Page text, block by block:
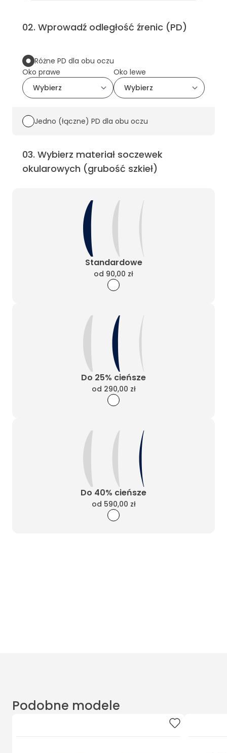
02. Wprowadź odległość źrenic (PD)
Różne PD dla obu oczu
Oko prawe
Oko lewe
Jedno (łączne) PD dla obu oczu
03. Wybierz materiał soczewek
okularowych (grubość szkieł)
Standardowe
od 90,00 zł
Do 25% cieńsze
od 290,00 zł
Do 40% cieńsze
od 590,00 zł
Podobne modele